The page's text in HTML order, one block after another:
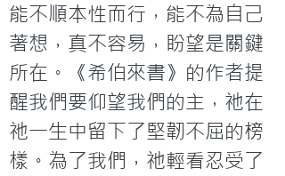
能不順本性而行，能不為自己
著想，真不容易，盼望是關鍵
所在。《希伯來書》的作者提
醒我們要仰望我們的主，祂在
祂一生中留下了堅韌不屈的榜
樣。為了我們，祂輕看忍受了